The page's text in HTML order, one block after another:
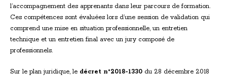
l’accompagnement des apprenants dans leur parcours de formation.
Ces compétences sont évaluées lors d’une session de validation qui
comprend une mise en situation professionnelle, un entretien
technique et un entretien final avec un jury composé de
professionnels.
Sur le plan juridique, le décret n°2018-1330 du 28 décembre 2018